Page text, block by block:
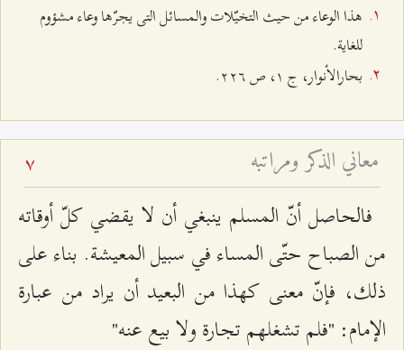
هذا الوعاء من حيث التخيّلات والمسائل التی یجرّها وعاء مشؤوم
للغاية.
بحارالأنوار، ج ١، ص ٢٢٦.
معاني الذكر ومراتبه 7
فالحاصل أنّ المسلم ينبغي أن لا يقضي كلّ أوقاته
من الصباح حتّى المساء في سبيل المعيشة. بناء على
ذلك، فإنّ معنى كهذا من البعيد أن يراد من عبارة
الإمام: "فلم تشغلهم تجارة ولا بيع عنه"